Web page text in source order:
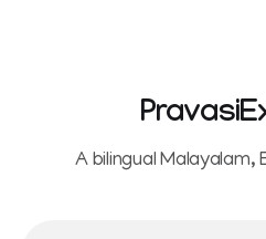
A bilingual Malayalam,